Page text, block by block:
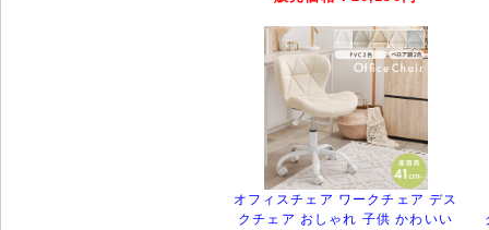
オフィスチェア ワークチェア デス
クチェア おしゃれ 子供 かわいい